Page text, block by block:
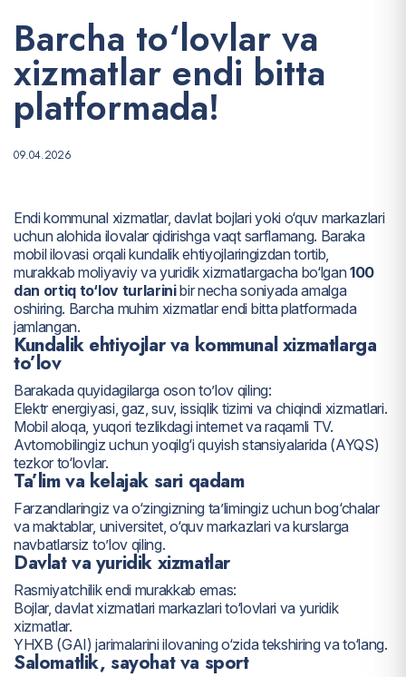
Barcha to‘lovlar va
xizmatlar endi bitta
platformada!
09.04.2026
Endi kommunal xizmatlar, davlat bojlari yoki o‘quv markazlari
uchun alohida ilovalar qidirishga vaqt sarflamang. Baraka
mobil ilovasi orqali kundalik ehtiyojlaringizdan tortib,
murakkab moliyaviy va yuridik xizmatlargacha bo‘lgan100
dan ortiq to‘lov turlarinibir necha soniyada amalga
oshiring. Barcha muhim xizmatlar endi bitta platformada
jamlangan.
Kundalik ehtiyojlar va kommunal xizmatlarga
to’lov
Barakada quyidagilarga oson to’lov qiling:
Elektr energiyasi, gaz, suv, issiqlik tizimi va chiqindi xizmatlari.
Mobil aloqa, yuqori tezlikdagi internet va raqamli TV.
Avtomobilingiz uchun yoqilg‘i quyish stansiyalarida (AYQS)
tezkor to‘lovlar.
Ta’lim va kelajak sari qadam
Farzandlaringiz va o‘zingizning ta’limingiz uchun bog‘chalar
va maktablar, universitet, o‘quv markazlari va kurslarga
navbatlarsiz to’lov qiling.
Davlat va yuridik xizmatlar
Rasmiyatchilik endi murakkab emas:
Bojlar, davlat xizmatlari markazlari to‘lovlari va yuridik
xizmatlar.
YHXB (GAI) jarimalarini ilovaning o‘zida tekshiring va to‘lang.
Salomatlik, sayohat va sport